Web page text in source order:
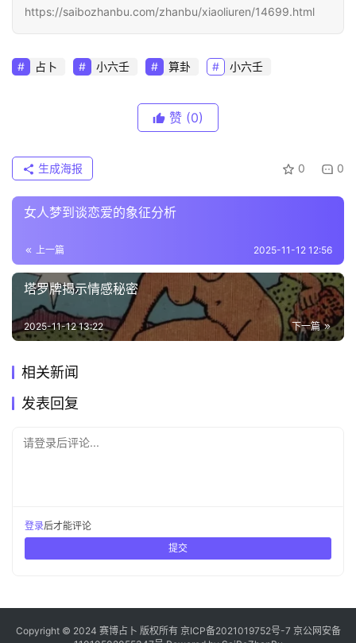
https://saibozhanbu.com/zhanbu/xiaoliuren/14699.html
占卜 小六壬 算卦 小六壬
赞 (0)
0 0
生成海报
女人梦到谈恋爱的象征分析
上一篇 2025-11-12 12:56
塔罗牌揭示情感秘密
下一篇
2025-11-12 13:22
相关新闻
发表回复
请登录后评论...
登录后才能评论
提交
Copyright © 2024 赛博占卜 版权所有 京ICP备2021019752号-7 京公网安备